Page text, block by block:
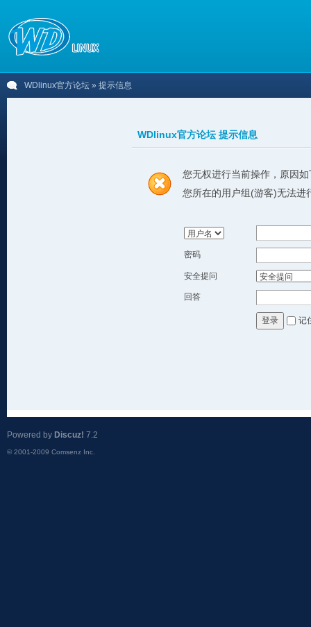
WDlinux官方论坛 » 提示信息
WDlinux官方论坛 提示信息
您无权进行当前操作，原因如
您所在的用户组(游客)无法进
密码
安全提问
回答
登录 记
Powered by Discuz! 7.2
© 2001-2009 Comsenz Inc.